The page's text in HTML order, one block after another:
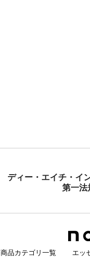
ディー・エイチ・イ
第一法
商品カテゴリ一覧 エッ